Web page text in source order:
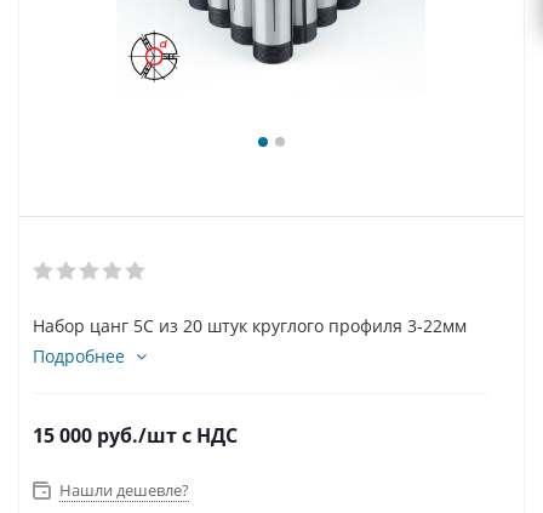
Набор цанг 5C из 20 штук круглого профиля 3-22мм
Подробнее
15 000 руб./штс НДС
Нашли дешевле?